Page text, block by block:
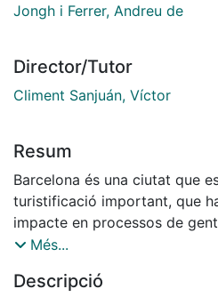
Jongh i Ferrer, Andreu de
Director/Tutor
Climent Sanjuán, Víctor
Resum
Barcelona és una ciutat que
turistificació important, que
impacte en processos de
Recentment, arran de la
internacional que tot i
Més...
Descripció